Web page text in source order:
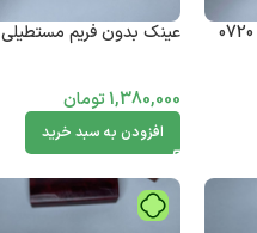
عینک بدون فریم مستطیلی 0719
1,380,000تومان
افزودن به سبد خرید